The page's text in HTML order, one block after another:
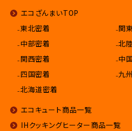
エコざんまいTOP
₋東北密着
₋関
₋中部密着
₋北
₋関西密着
₋中
₋四国密着
₋九
₋北海道密着
エコキュート商品一覧
IHクッキングヒーター商品一覧